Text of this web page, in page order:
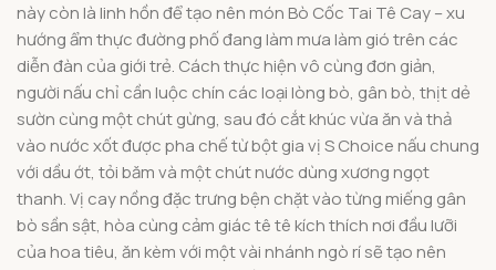
này còn là linh hồn để tạo nên món Bò Cốc Tai Tê Cay – xu
hướng ẩm thực đường phố đang làm mưa làm gió trên các
diễn đàn của giới trẻ. Cách thực hiện vô cùng đơn giản,
người nấu chỉ cần luộc chín các loại lòng bò, gân bò, thịt dẻ
sườn cùng một chút gừng, sau đó cắt khúc vừa ăn và thả
vào nước xốt được pha chế từ bột gia vị S Choice nấu chung
với dầu ớt, tỏi băm và một chút nước dùng xương ngọt
thanh. Vị cay nồng đặc trưng bện chặt vào từng miếng gân
bò sần sật, hòa cùng cảm giác tê tê kích thích nơi đầu lưỡi
của hoa tiêu, ăn kèm với một vài nhánh ngò rí sẽ tạo nên